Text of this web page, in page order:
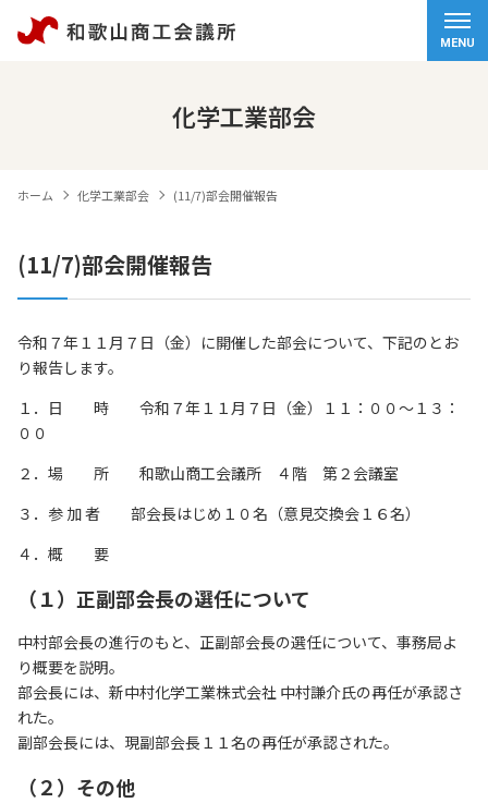
MENU
化学工業部会
ホーム 化学工業部会 (11/7)部会開催報告
(11/7)部会開催報告
令和７年１１月７日（金）に開催した部会について、下記のとお
り報告します。
１．日 時 令和７年１１月７日（金）１１：００～１３：
００
２．場 所 和歌山商工会議所 ４階 第２会議室
３．参 加 者 部会長はじめ１０名（意見交換会１６名）
４．概 要
（１）正副部会長の選任について
中村部会長の進行のもと、正副部会長の選任について、事務局よ
り概要を説明。
部会長には、新中村化学工業株式会社 中村謙介氏の再任が承認さ
れた。
副部会長には、現副部会長１１名の再任が承認された。
（２）その他
ホーム
経営サポート
検定試験
個人情報保護方針
情報セキュリティ基本方針
サイトマップ
073-422-1111
お問い合わせ